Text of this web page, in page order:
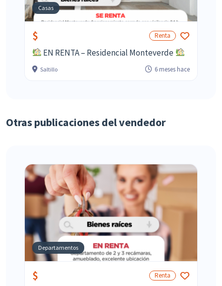
Casas
$ Renta
EN RENTA – Residencial Monteverde
Saltillo 6 meses hace
Otras publicaciones del vendedor
Departamentos
$ Renta